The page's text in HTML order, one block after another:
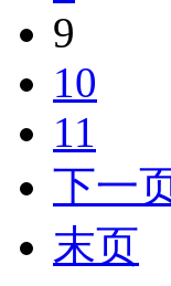
9
10
11
下一
末页